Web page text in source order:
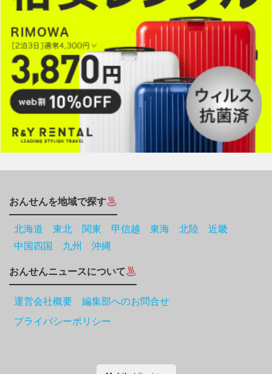
おんせんを地域で探す
北海道 東北 関東 甲信越 東海 北陸
近畿
中国四国
九州 沖縄
おんせんニュースについて
運営会社概要 編集部へのお問合せ
プライバシーポリシー